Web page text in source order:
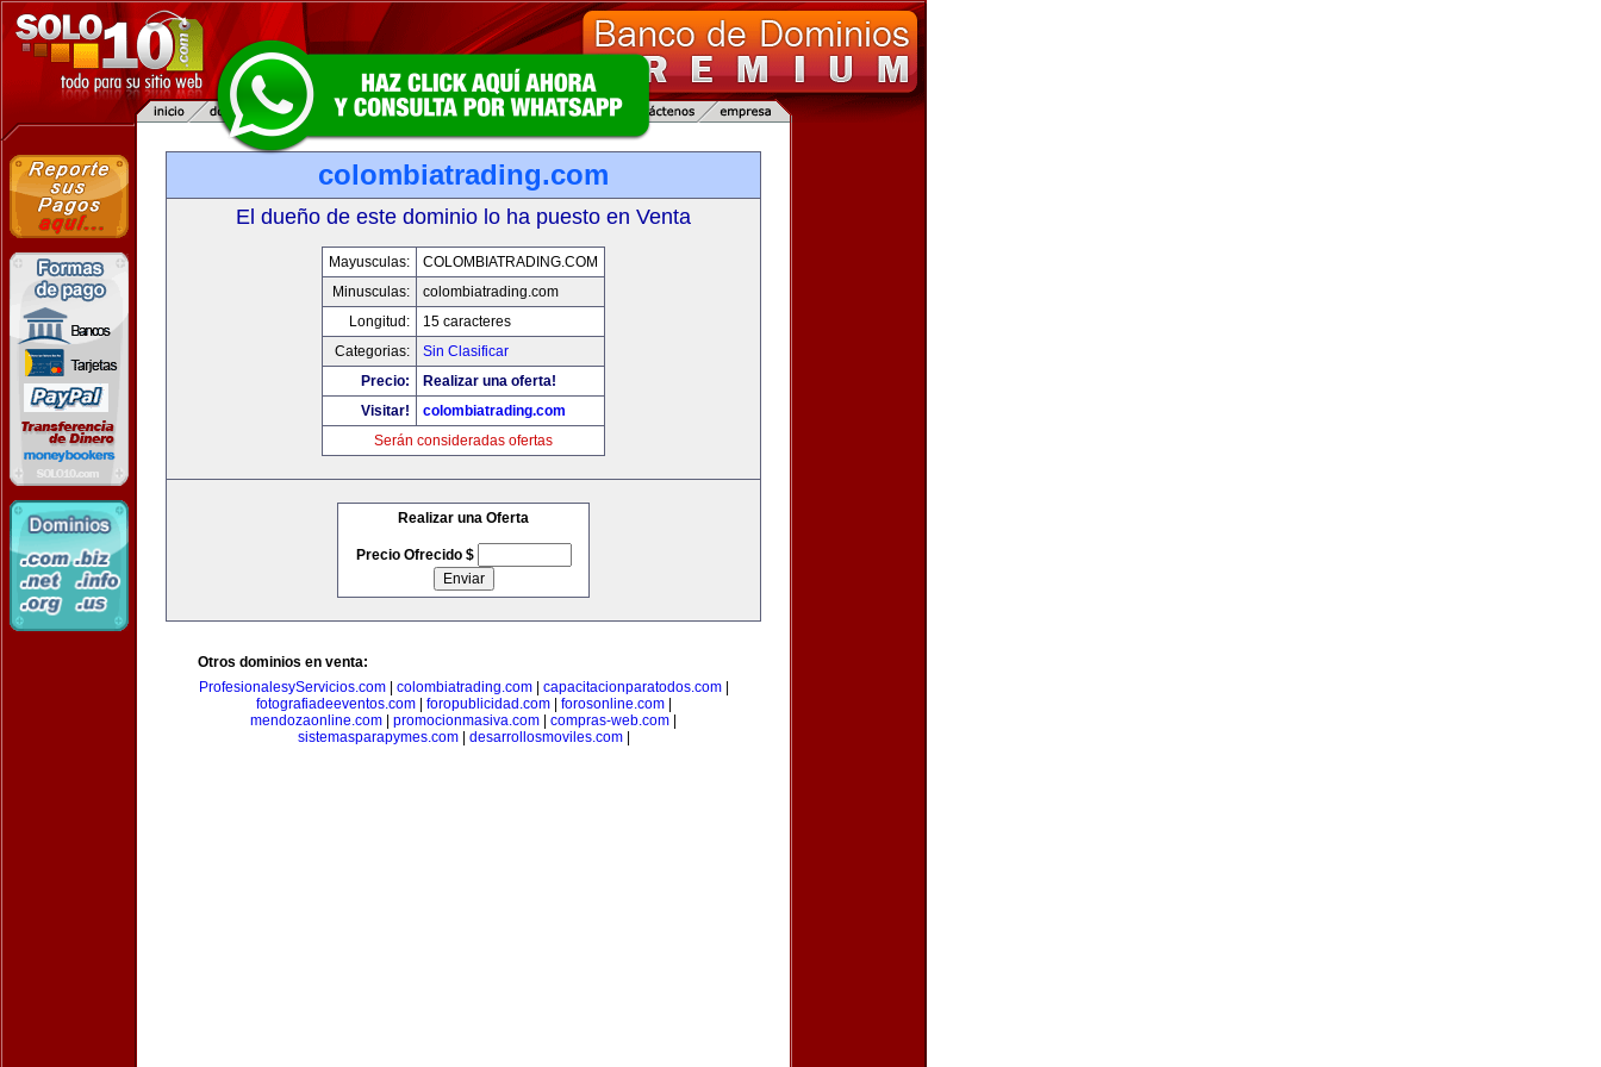
colombiatrading.com
El dueño de este dominio lo ha puesto en Venta
Mayusculas:
COLOMBIATRADING.COM
Minusculas:
colombiatrading.com
Longitud:
15 caracteres
Categorias:
Sin Clasificar
Precio:
Realizar una oferta!
Visitar!
colombiatrading.com
Serán consideradas ofertas
Realizar una Oferta
Precio Ofrecido $
Otros dominios en venta:
ProfesionalesyServicios.com| colombiatrading.com| capacitacionparatodos.com|
fotografiadeeventos.com| foropublicidad.com| forosonline.com|
mendozaonline.com
promocionmasiva.com compras-web.com
sistemasparapymes.com| desarrollosmoviles.com|